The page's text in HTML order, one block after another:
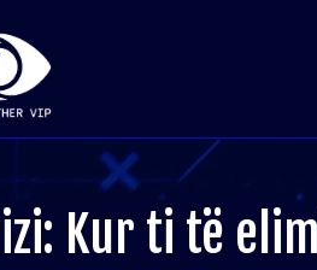
Kur ti të